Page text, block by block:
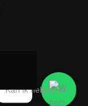
Kan ik helpen?